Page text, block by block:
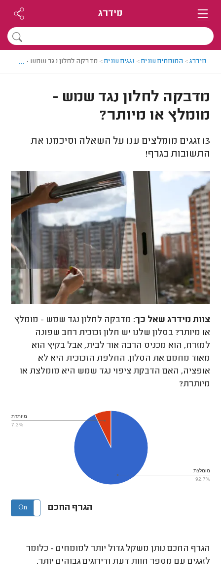
מידרג
מידרג> המומחים עונים> זגגים עונים> מדבקה לחלון נגד שמש - מומלץ
...
מדבקה לחלון נגד שמש -
מומלץ או מיותר?
13 זגגים מומלצים ענו על השאלה וסיכמנו את
התשובות בגרף!
צוות מידרג שאל כך: מדבקה לחלון נגד שמש - מומלץ
או מיותר? בסלון שלנו יש חלון זכוכית רחב שפונה
למזרח, הוא מכניס הרבה אור לבית, אבל בקיץ הוא
מאוד מחמם את הסלון. החלפת הזכוכית היא לא
אופציה, האם הדבקת ציפוי נגד שמש היא מומלצת או
מיותרת?
מומלצת
92.7%
מיותרת
7.3%
הגרף החכם On Off
הגרף החכם נותן משקל גדול יותר למומחים - כלומר
לזגגים עם מספר חוות דעת ודירוגים גבוהים יותר.